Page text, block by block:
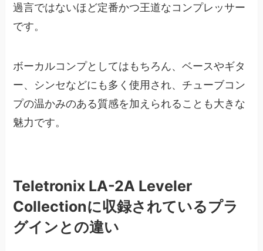
過言ではないほど定番かつ王道なコンプレッサー
です。
ボーカルコンプとしてはもちろん、ベースやギタ
ー、シンセなどにも多く使用され、チューブコン
プの温かみのある質感を加えられることも大きな
魅力です。
Teletronix LA-2A Leveler
Collectionに収録されているプラ
グインとの違い